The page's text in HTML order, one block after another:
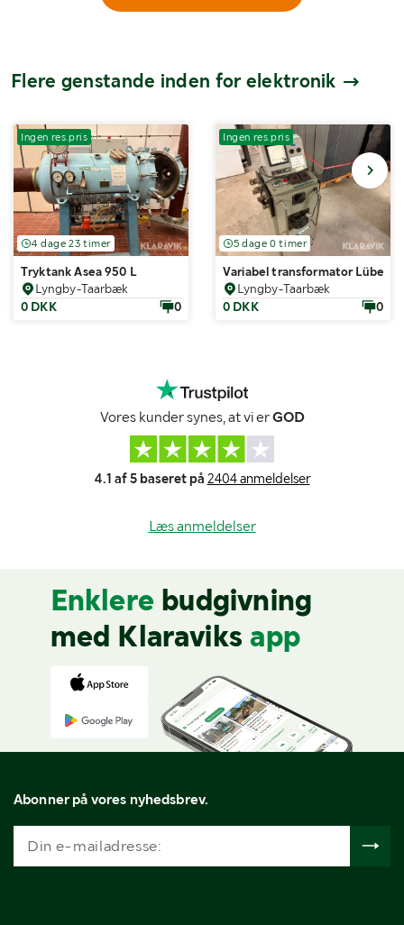
Flere genstande inden for elektronik
Ingen res.pris
4 dage 23 timer
Tryktank Asea 950 L
Lyngby-Taarbæk
0 DKK
0
Ingen res.pris
5 dage 0 timer
Variabel transformator Lübech
Lyngby-Taarbæk
0 DKK
0
Vores kunder synes, at vi erGOD
4.1 af 5 baseret på 2404 anmeldelser
Læs anmeldelser
Enklere budgivning
med Klaraviks app
Abonner på vores nyhedsbrev.